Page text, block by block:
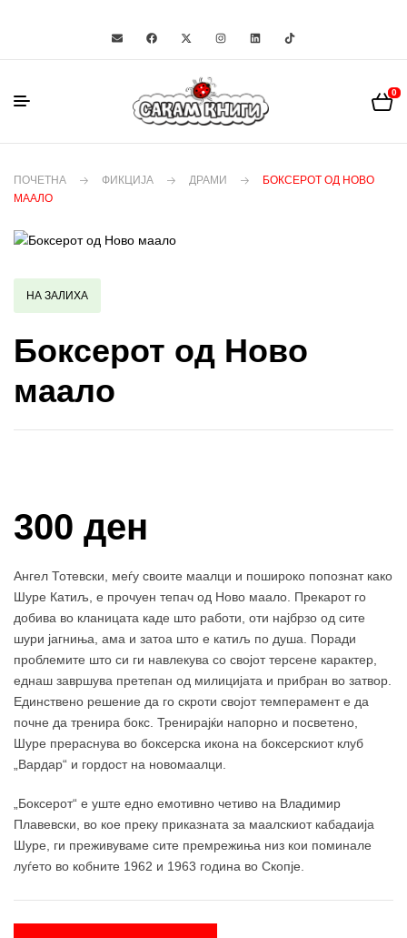
0
ПОЧЕТНА ФИКЦИЈА ДРАМИ
БОКСЕРОТ ОД НОВО
МААЛО
НА ЗАЛИХА
Боксерот од Ново
маало
300 ден
Ангел Тотевски, меѓу своите маалци и пошироко попознат како
Шуре Катиљ, е прочуен тепач од Ново маало. Прекарот го
добива во кланицата каде што работи, оти најбрзо од сите
шури јагниња, ама и затоа што е катиљ по душа. Поради
проблемите што си ги навлекува со својот терсене карактер,
еднаш завршува претепан од милицијата и прибран во затвор.
Единствено решение да го скроти својот темперамент е да
почне да тренира бокс. Тренирајќи напорно и посветено,
Шуре прераснува во боксерска икона на боксерскиот клуб
„Вардар“ и гордост на новомаалци.
„Боксерот“ е уште едно емотивно четиво на Владимир
Плавевски, во кое преку приказната за маалскиот кабадаија
Шуре, ги преживуваме сите премрежиња низ кои поминале
луѓето во кобните 1962 и 1963 година во Скопје.